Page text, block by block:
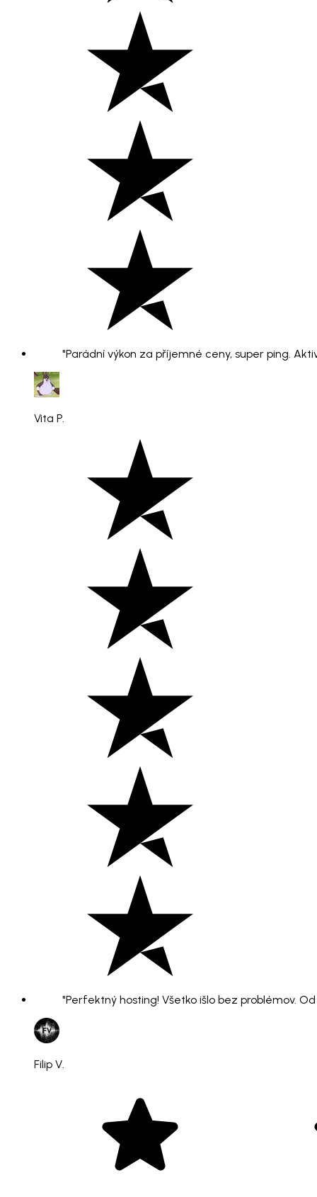
"Parádní výkon za příjemné ceny, super ping.
Vita P.
"Perfektný hosting! Všetko išlo bez problémov.
Filip V.